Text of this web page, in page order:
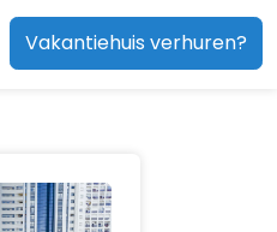
Vakantiehuis verhuren?